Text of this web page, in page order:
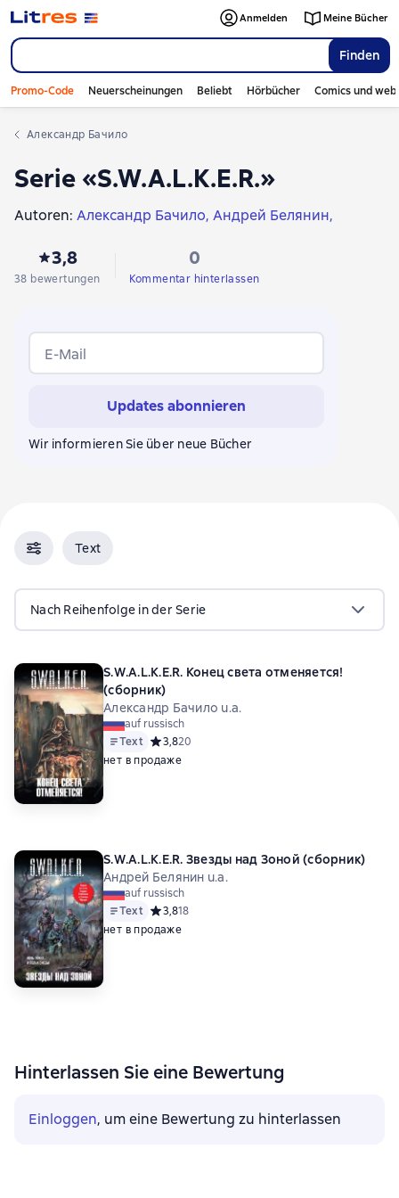
Finden
Anmelden Meine Bücher
Promo-Code Neuerscheinungen Beliebt Hörbücher Comics und
Александр Бачило
Serie «S.W.A.L.K.E.R.»
Autoren: Александр Бачило Андрей Белянин
Руслан Мельников
Леонид Каганов
Александр Шакилов Алан Кубатиев
Юлия Зонис
Игорь Вардунас Олег Силин Алексей Верт
Вячеслав Бакулин Игорь Авильченко
3,8
38 bewertungen
0
Kommentar hinterlassen
E-Mail
Updates abonnieren
Wir informieren Sie über neue Bücher
Text
Nach Reihenfolge in der Serie
S.W.A.L.K.E.R. Конец света отменяется!
(сборник)
Александр Бачило u.a.
auf russisch
Text Средний рейтинг 3,8 на основе 20 оценок
3,820
нет в продаже
S.W.A.L.K.E.R. Звезды над Зоной (сборник)
Андрей Белянин u.a.
auf russisch
Text Средний рейтинг 3,8 на основе 18 оценок
3,818
нет в продаже
Hinterlassen Sie eine Bewertung
Einloggen, um eine Bewertung zu hinterlassen